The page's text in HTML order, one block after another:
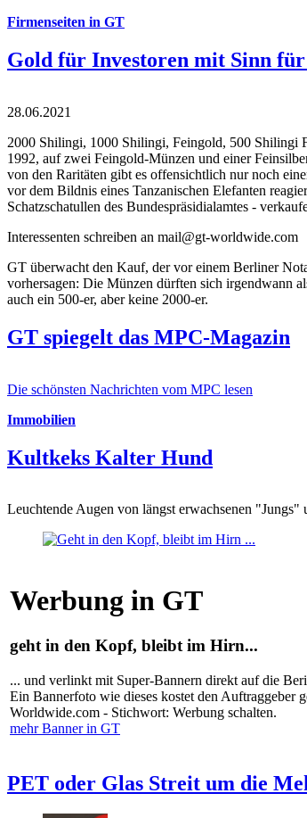
Firmenseiten in GT
Gold für Investoren mit Sinn
28.06.2021
2000 Shilingi, 1000 Shilingi, Feingold, 500 Shilingi
1992, auf zwei Feingold-Münzen und einer
von den Raritäten gibt es offensichtlich nur noch
vor dem Bildnis eines Tanzanischen Elefanten
Schatzschatullen des Bundespräsidialamtes -
Interessenten schreiben an mail@gt-worldwide.com
GT überwacht den Kauf, der vor einem Berliner
vorhersagen: Die Münzen dürften sich irgendwann
auch ein 500-er, aber keine 2000-er.
GT spiegelt das MPC-Magazin
Die schönsten Nachrichten vom MPC lesen
Immobilien
Kultkeks Kalter Hund
Leuchtende Augen von längst erwachsenen
Werbung in GT
geht in den Kopf, bleibt im Hirn...
... und verlinkt mit Super-Bannern direkt auf die
Ein Bannerfoto wie dieses kostet den Auftraggeber
Worldwide.com - Stichwort: Werbung schalten.
mehr Banner in GT
PET oder Glas Streit um die